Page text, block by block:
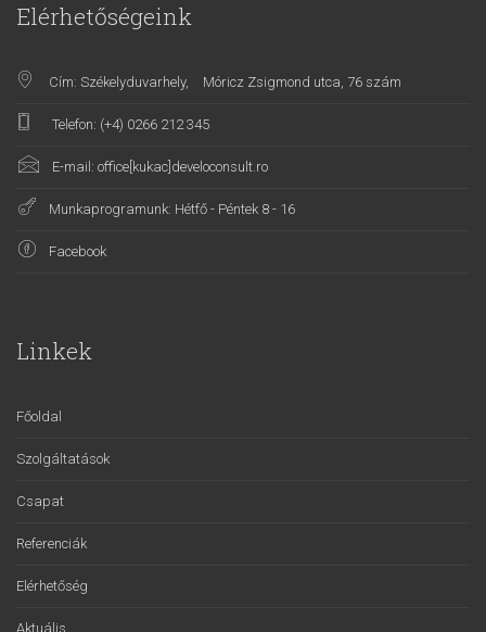
Elérhetőségeink
Cím: Székelyduvarhely, Móricz Zsigmond utca, 76 szám
Telefon: (+4) 0266 212 345
E-mail: office[kukac]develoconsult.ro
Munkaprogramunk: Hétfő - Péntek 8 - 16
Facebook
Linkek
Főoldal
Szolgáltatások
Csapat
Referenciák
Elérhetőség
Aktuális